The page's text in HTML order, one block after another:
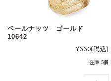
ベールナッツ ゴールド
10642
¥660(税込)
在庫 5個